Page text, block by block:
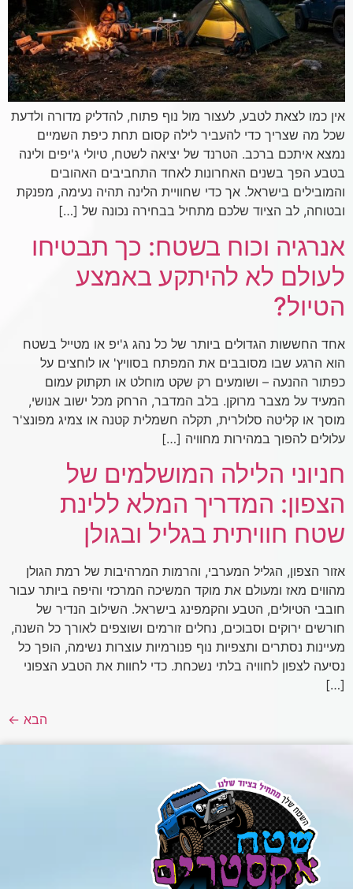
אין כמו לצאת לטבע, לעצור מול נוף פתוח, להדליק מדורה ולדעת
שכל מה שצריך כדי להעביר לילה קסום תחת כיפת השמיים
נמצא איתכם ברכב. הטרנד של יציאה לשטח, טיולי ג'יפים ולינה
בטבע הפך בשנים האחרונות לאחד התחביבים האהובים
והמובילים בישראל. אך כדי שחוויית הלינה תהיה נעימה, מפנקת
ובטוחה, לב הציוד שלכם מתחיל בבחירה נכונה של […]
אנרגיה וכוח בשטח: כך תבטיחו
לעולם לא להיתקע באמצע
הטיול?
אחד החששות הגדולים ביותר של כל נהג ג'יפ או מטייל בשטח
הוא הרגע שבו מסובבים את המפתח בסוויץ' או לוחצים על
כפתור ההנעה – ושומעים רק שקט מוחלט או תקתוק עמום
המעיד על מצבר מרוקן. בלב המדבר, הרחק מכל ישוב אנושי,
מוסך או קליטה סלולרית, תקלה חשמלית קטנה או צמיג מפונצ'ר
עלולים להפוך במהירות מחוויה […]
חניוני הלילה המושלמים של
הצפון: המדריך המלא ללינת
שטח חוויתית בגליל ובגולן
אזור הצפון, הגליל המערבי, והרמות המרהיבות של רמת הגולן
מהווים מאז ומעולם את מוקד המשיכה המרכזי והיפה ביותר עבור
חובבי הטיולים, הטבע והקמפינג בישראל. השילוב הנדיר של
חורשים ירוקים וסבוכים, נחלים זורמים ושוצפים לאורך כל השנה,
מעיינות נסתרים ותצפיות נוף פנורמיות עוצרות נשימה, הופך כל
נסיעה לצפון לחוויה בלתי נשכחת. כדי לחוות את הטבע הצפוני
[…]
הבא ←